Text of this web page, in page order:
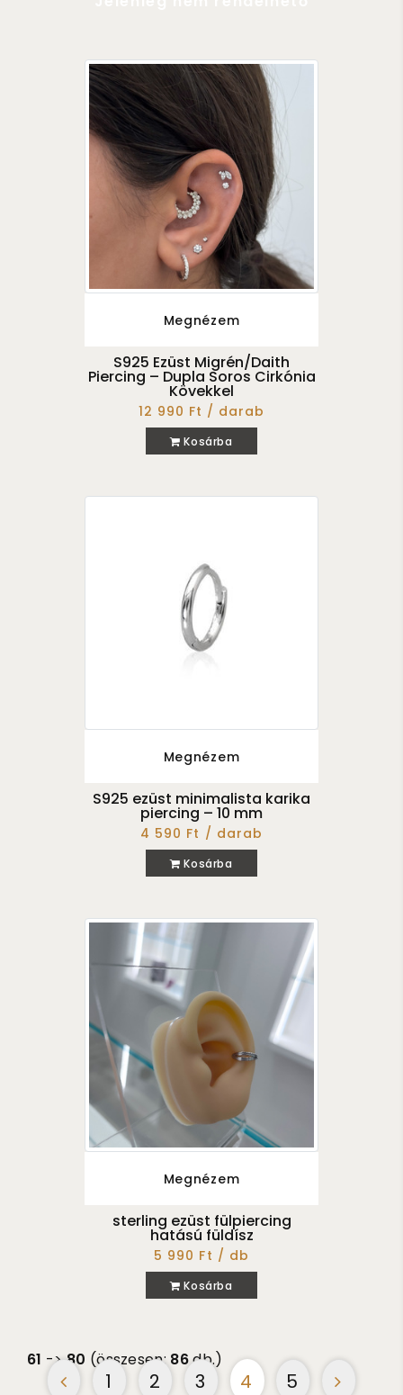
Megnézem
S925 Ezüst Migrén/Daith
Piercing – Dupla Soros Cirkónia
Kövekkel
12 990 Ft / darab
Kosárba
Megnézem
S925 ezüst minimalista karika
piercing – 10 mm
4 590 Ft / darab
Kosárba
Megnézem
sterling ezüst fülpiercing
hatású füldísz
5 990 Ft / db
Kosárba
61 -> 80 (összesen: 86db.)
1 2 3 4 5